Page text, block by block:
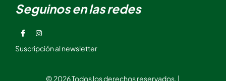
Seguinos en las redes
Suscripción al newsletter
© 2026 Todos los derechos reservados. |